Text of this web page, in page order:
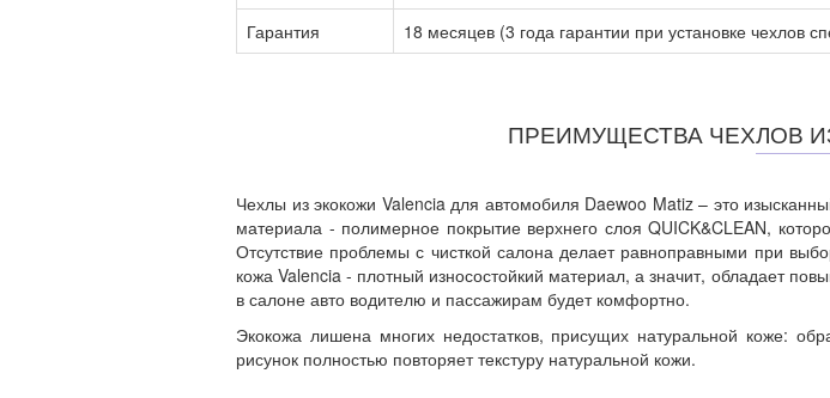
Гарантия
18 месяцев (3 года гарантии при установке чехлов
ПРЕИМУЩЕСТВА ЧЕХЛОВ
Чехлы из экокожи Valencia для автомобиля Daewoo Matiz – это
материала - полимерное покрытие верхнего слоя QUICK&CLEAN,
Отсутствие проблемы с чисткой салона делает равноправными при
кожа Valencia - плотный износостойкий материал, а значит, обладает
в салоне авто водителю и пассажирам будет комфортно.
Экокожа лишена многих недостатков, присущих натуральной коже:
рисунок полностью повторяет текстуру натуральной кожи.